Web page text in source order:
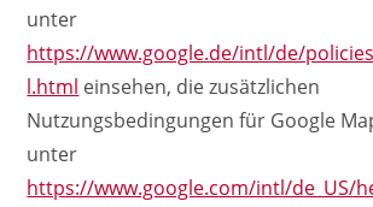
unter
https://www.google.de/intl/de/
l.html einsehen, die zusätzlichen
Nutzungsbedingungen für Google
unter
https://www.google.com/intl/de_US/